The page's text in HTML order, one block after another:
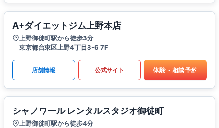
A+ダイエットジム上野本店
上野御徒町駅から徒歩3分
東京都台東区上野4丁目8-6 7F
店舗情報 公式サイト 体験・相談予約
シャノワール レンタルスタジオ御徒町
上野御徒町駅から徒歩4分